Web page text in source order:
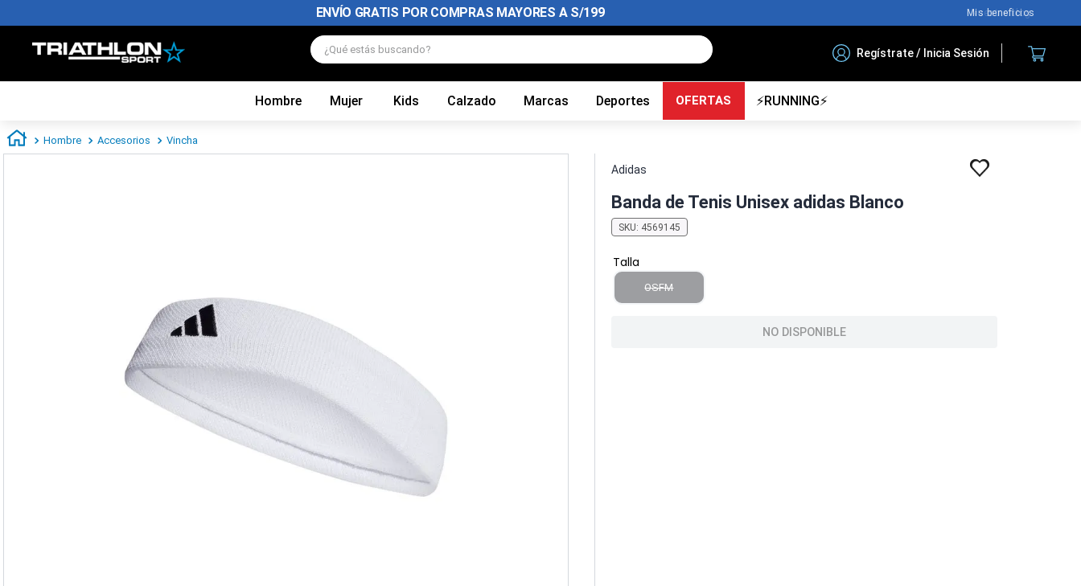
ENVÍO GRATIS POR COMPRAS MAYORES A S/199 Nuestro blog
¿Qué estás buscando?
Regístrate / Inicia Sesión
Hombre Mujer Kids Calzado Marcas Deportes OFERTAS ⚡RUNNING⚡
Hombre Accesorios Vincha
Adidas
Banda de Tenis Unisex adidas Blanco
SKU: 4569145
Talla
OSFM
NO DISPONIBLE
TÉRMINOS MÁS BUSCADOS
2.
zapatillas nike
zapatillas nike mujer
8. medias